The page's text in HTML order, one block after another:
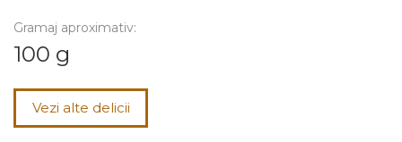
Gramaj aproximativ:
100 g
Vezi alte delicii